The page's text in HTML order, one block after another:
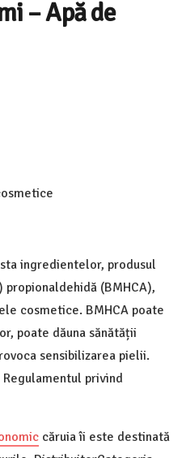
– Apă de
ingredientelor, produsul
(BMHCA),
cosmetice. BMHCA poate
poate dăuna sănătății
sensibilizarea pielii.
privind
căruia îi este destinată